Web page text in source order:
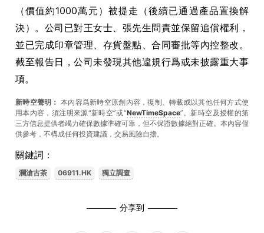
（價值約1000萬元）被提走（後續已通過產品置換解
決）。公司已對王女士、張先生問責並保留追償權利，
並已完成印章管理、存貨盤點、合同審批等內控整改。
截至報告日，公司未發現其他違規行爲或未披露重大事
項。
新時空聲明： 本內容爲新時空原創內容，復制、轉載或以其他任何方式使
用本內容，須注明來源“新時空”或“NewTimeSpace”。新時空及授權的第
三方信息提供者竭力確保數據準確可靠，但不保證數據絕對正確。本內容僅
供參考，不構成任何投資建議，交易風險自擔。
關鍵詞：
瀾滄古茶 06911.HK 獨立調查
分享到